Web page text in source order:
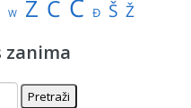
W Z Ć Č Đ Š Ž
zanima